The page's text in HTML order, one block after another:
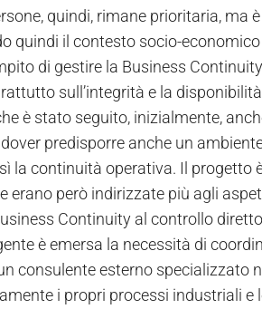
quindi, rimane prioritaria, ma
quindi il contesto socio-
di gestire la Business
sull’integrità e la
è stato seguito, inizialmente,
predisporre anche un
la continuità operativa. Il progetto
erano però indirizzate più agli
Continuity al controllo
è emersa la necessità di
consulente esterno specializzato
i propri processi industriali